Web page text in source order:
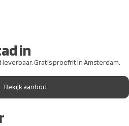
in
Gratis proefrit in Amsterdam.
Bekijk aanbod